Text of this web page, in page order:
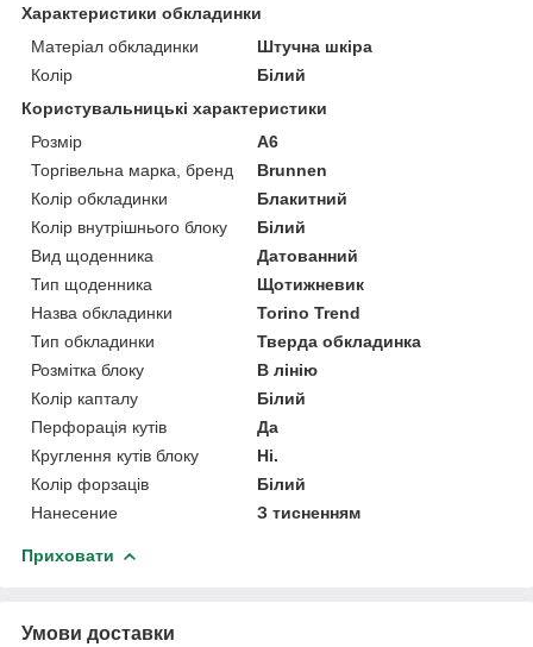
Характеристики обкладинки
Матеріал обкладинки
Штучна шкіра
Колір
Білий
Користувальницькі характеристики
Розмір
А6
Торгівельна марка, бренд
Brunnen
Колір обкладинки
Блакитний
Колір внутрішнього блоку
Білий
Вид щоденника
Датованний
Тип щоденника
Щотижневик
Назва обкладинки
Torino Trend
Тип обкладинки
Тверда обкладинка
Розмітка блоку
В лінію
Колір капталу
Білий
Перфорація кутів
Да
Круглення кутів блоку
Ні.
Колір форзаців
Білий
Нанесение
З тисненням
Приховати
Умови доставки